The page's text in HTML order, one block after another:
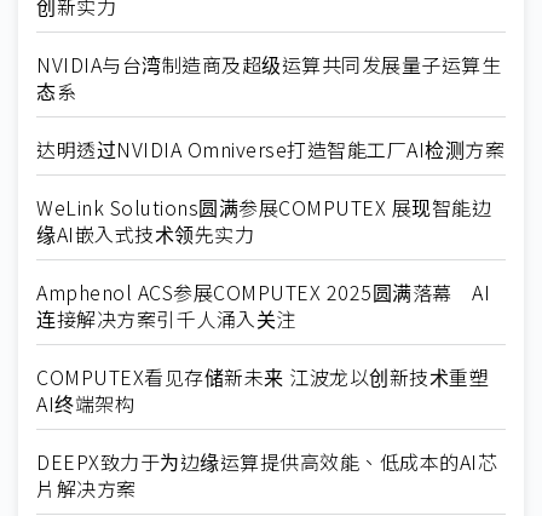
创新实力
NVIDIA与台湾制造商及超级运算共同发展量子运算生
态系
达明透过NVIDIA Omniverse打造智能工厂AI检测方案
WeLink Solutions圆满参展COMPUTEX 展现智能边
缘AI嵌入式技术领先实力
Amphenol ACS参展COMPUTEX 2025圆满落幕 AI
连接解决方案引千人涌入关注
COMPUTEX看见存储新未来 江波龙以创新技术重塑
AI终端架构
DEEPX致力于为边缘运算提供高效能、低成本的AI芯
片解决方案